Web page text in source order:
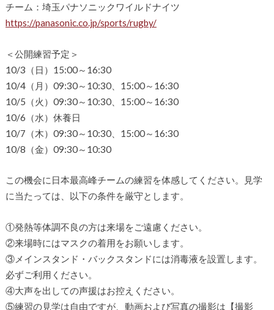
チーム：埼玉パナソニックワイルドナイツ
https://panasonic.co.jp/sports/rugby/
＜公開練習予定＞
10/3（日）15:00～16:30
10/4（月）09:30～10:30、15:00～16:30
10/5（火）09:30～10:30、15:00～16:30
10/6（水）休養日
10/7（木）09:30～10:30、15:00～16:30
10/8（金）09:30～10:30
この機会に日本最高峰チームの練習を体感してください。見学
に当たっては、以下の条件を厳守とします。
①発熱等体調不良の方は来場をご遠慮ください。
②来場時にはマスクの着用をお願いします。
③メインスタンド・バックスタンドには消毒液を設置します。
必ずご利用ください。
④大声を出しての声援はお控えください。
⑤練習の見学は自由ですが、動画および写真の撮影は【撮影